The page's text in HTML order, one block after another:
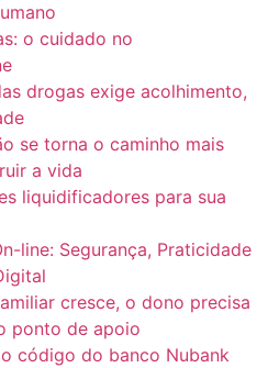
o cuidado no
drogas exige acolhimento,
se torna o caminho mais
a vida
liquidificadores para sua
line: Segurança, Praticidade
cresce, o dono precisa
ponto de apoio
código do banco Nubank